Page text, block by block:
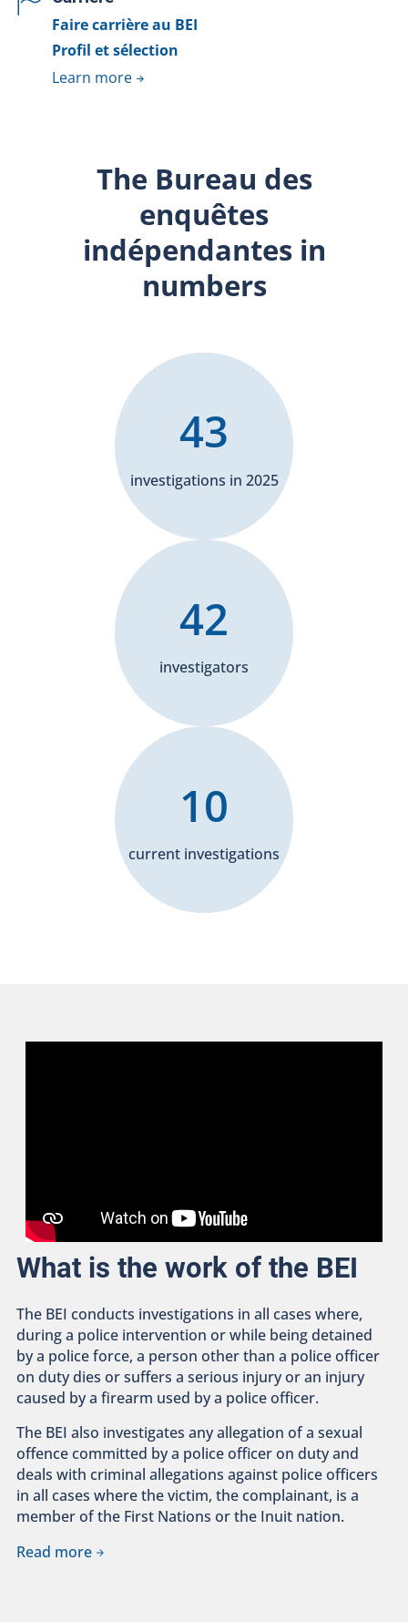
Faire carrière au BEI
Profil et sélection
Learn more
The Bureau des
enquêtes
indépendantes in
numbers
investigations in 2025
43
investigators
42
current investigations
10
What is the work of the BEI
The BEI conducts investigations in all cases where,
during a police intervention or while being detained
by a police force, a person other than a police officer
on duty dies or suffers a serious injury or an injury
caused by a firearm used by a police officer.
The BEI also investigates any allegation of a sexual
offence committed by a police officer on duty and
deals with criminal allegations against police officers
in all cases where the victim, the complainant, is a
member of the First Nations or the Inuit nation.
Read more